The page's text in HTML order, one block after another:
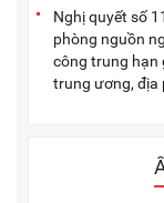
Nghị quyết số
phòng nguồn
công trung hạn
trung ương, địa